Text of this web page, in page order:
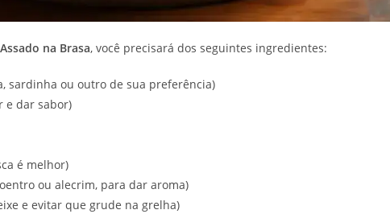
na Brasa, você precisará dos seguintes ingredientes:
sardinha ou outro de sua preferência)
e dar sabor)
é melhor)
ou alecrim, para dar aroma)
e evitar que grude na grelha)